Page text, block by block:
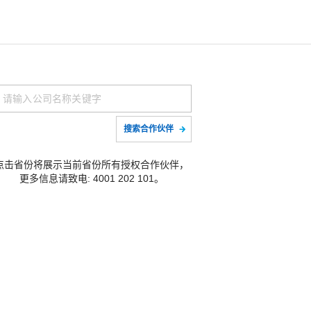
搜索合作伙伴
击省份将展示当前省份所有授权合作伙伴，
更多信息请致电: 4001 202 101。